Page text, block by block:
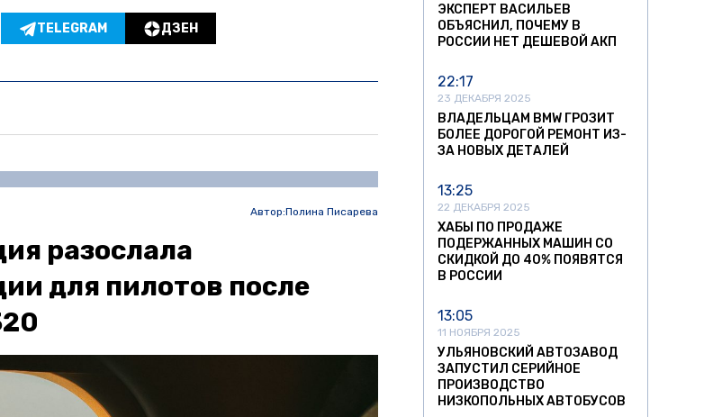
TELEGRAM ДЗЕН
Автор:Полина Писарева
разослала
для пилотов после
ЭКСПЕРТ ВАСИЛЬЕВ
ОБЪЯСНИЛ, ПОЧЕМУ В
РОССИИ НЕТ ДЕШЕВОЙ АКП
22:17
23 ДЕКАБРЯ 2025
ВЛАДЕЛЬЦАМ BMW ГРОЗИТ
БОЛЕЕ ДОРОГОЙ РЕМОНТ ИЗ-
ЗА НОВЫХ ДЕТАЛЕЙ
13:25
22 ДЕКАБРЯ 2025
ХАБЫ ПО ПРОДАЖЕ
ПОДЕРЖАННЫХ МАШИН СО
СКИДКОЙ ДО 40% ПОЯВЯТСЯ
В РОССИИ
13:05
11 НОЯБРЯ 2025
УЛЬЯНОВСКИЙ АВТОЗАВОД
ЗАПУСТИЛ СЕРИЙНОЕ
ПРОИЗВОДСТВО
НИЗКОПОЛЬНЫХ АВТОБУСОВ